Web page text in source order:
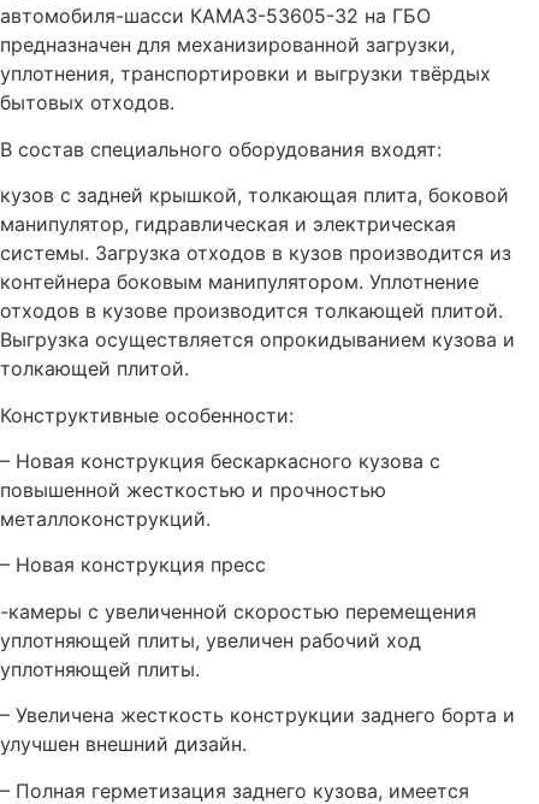
автомобиля-шасси КАМАЗ-53605-32 на ГБО
предназначен для механизированной загрузки,
уплотнения, транспортировки и выгрузки твёрдых
бытовых отходов.
В состав специального оборудования входят:
кузов с задней крышкой, толкающая плита, боковой
манипулятор, гидравлическая и электрическая
системы. Загрузка отходов в кузов производится из
контейнера боковым манипулятором. Уплотнение
отходов в кузове производится толкающей плитой.
Выгрузка осуществляется опрокидыванием кузова и
толкающей плитой.
Конструктивные особенности:
– Новая конструкция бескаркасного кузова с
повышенной жесткостью и прочностью
металлоконструкций.
– Новая конструкция пресс
-камеры с увеличенной скоростью перемещения
уплотняющей плиты, увеличен рабочий ход
уплотняющей плиты.
– Увеличена жесткость конструкции заднего борта и
улучшен внешний дизайн.
– Полная герметизация заднего кузова, имеется